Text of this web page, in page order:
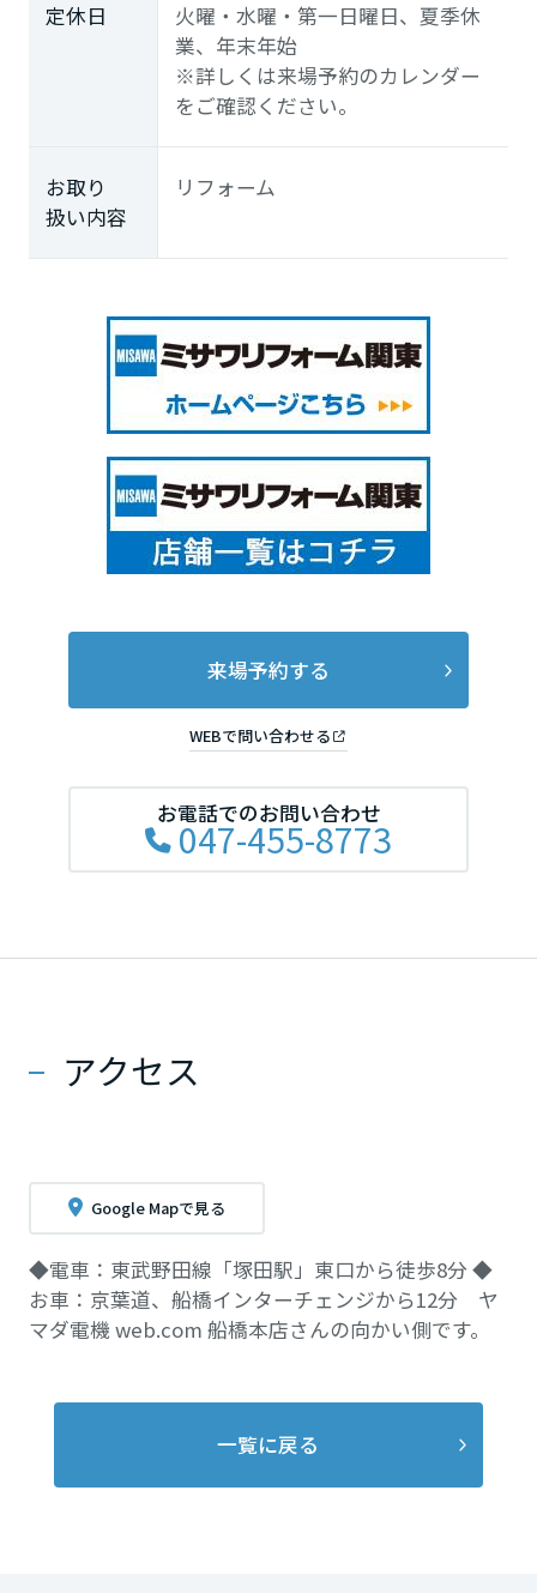
定休日
火曜・水曜・第一日曜日、夏季休
業、年末年始
※詳しくは来場予約のカレンダー
をご確認ください。
お取り
扱い内容
リフォーム
来場予約する
WEBで問い合わせる
お電話でのお問い合わせ
047-455-8773
アクセス
Google Mapで見る
◆電車：東武野田線「塚田駅」東口から徒歩8分 ◆
お車：京葉道、船橋インターチェンジから12分 ヤ
マダ電機 web.com 船橋本店さんの向かい側です。
一覧に戻る